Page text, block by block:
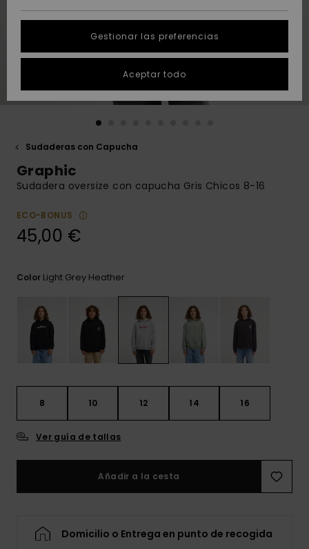
Destacados
Destacados
Inicia una
conversación
la respuesta
Encuentra
formulario de
contacto.
Consultar
las FAQ
SOSTENIBILIDAD
Sudaderas con Capucha
Graphic
Sudadera oversize con capucha Gris Chicos 8-16
ECO-BONUS
45,00 €
Color Light Grey Heather
8 10 12 14 16
Ver guía de tallas
Añadir a la cesta
Domicilio o Entrega en punto de recogida
Gestionar las preferencias
Aceptar todo